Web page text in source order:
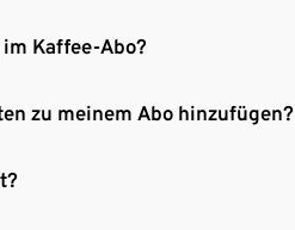
Kaffee-Abo?
zu meinem Abo hinzufügen?